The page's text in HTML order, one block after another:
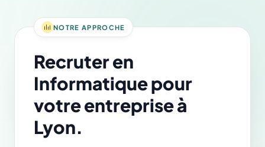
NOTRE APPROCHE
Recruter en
Informatique pour
votre entreprise à
Lyon.